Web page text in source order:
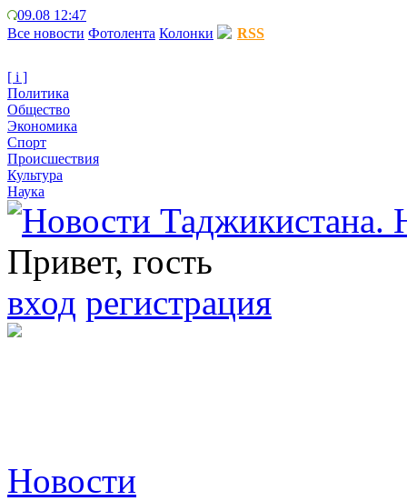
09.08 12:47
Все новости Фотолента Колонки RSS
[ i ]
Политика
Общество
Экономика
Спорт
Происшествия
Культура
Наука
Привет, гость
вход регистрация
Новости